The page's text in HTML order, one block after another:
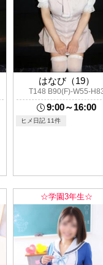
はなび（19）
T148 B90(F)-W55-
9:00～16:00
ヒメ日記 11件
☆学園3年生☆